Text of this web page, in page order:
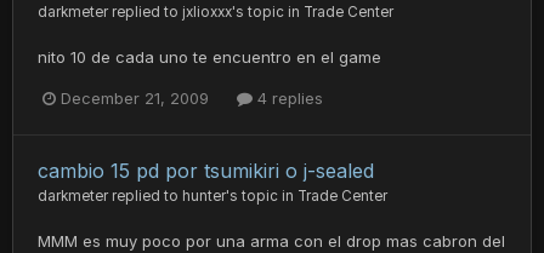
darkmeter replied to jxlioxxx's topic in Trade Center
nito 10 de cada uno te encuentro en el game
December 21, 2009 4 replies
cambio 15 pd por tsumikiri o j-sealed
darkmeter replied to hunter's topic in Trade Center
MMM es muy poco por una arma con el drop mas cabron del